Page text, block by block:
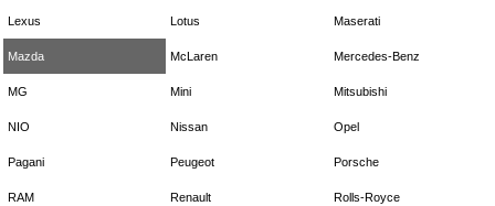
Lexus Lotus Maserati
Mazda McLaren Mercedes-Benz
MG Mini Mitsubishi
NIO Nissan Opel
Pagani Peugeot Porsche
RAM Renault Rolls-Royce